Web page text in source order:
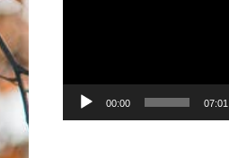
00:00 07:01